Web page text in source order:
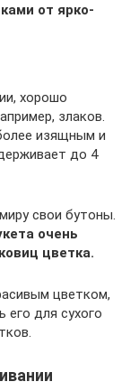
от ярко-
хорошо
злаков.
изящным и
до 4
свои бутоны.
очень
цветка.
цветком,
для сухого